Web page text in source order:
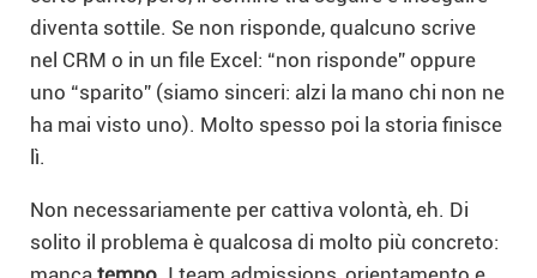
diventa sottile. Se non risponde, qualcuno scrive
nel CRM o in un file Excel: “non risponde” oppure
uno “sparito” (siamo sinceri: alzi la mano chi non ne
ha mai visto uno). Molto spesso poi la storia finisce
lì.
Non necessariamente per cattiva volontà, eh. Di
solito il problema è qualcosa di molto più concreto: